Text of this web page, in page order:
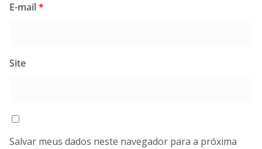
E-mail*
Site
Salvar meus dados neste navegador para a próxima